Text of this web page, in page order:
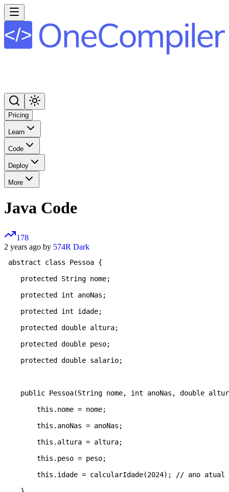
Pricing
Learn
Code
Deploy
More
Java Code
178
2 years ago by 574R Dark
abstract class Pessoa {
    protected String nome;
    protected int anoNas;
    protected int idade;
    protected double altura;
    protected double peso;
    protected double salario;
public Pessoa(String nome, int anoNas, double
        this.nome = nome;
        this.anoNas = anoNas;
        this.altura = altura;
        this.peso = peso;
        this.idade = calcularIdade(2024); // ano atual